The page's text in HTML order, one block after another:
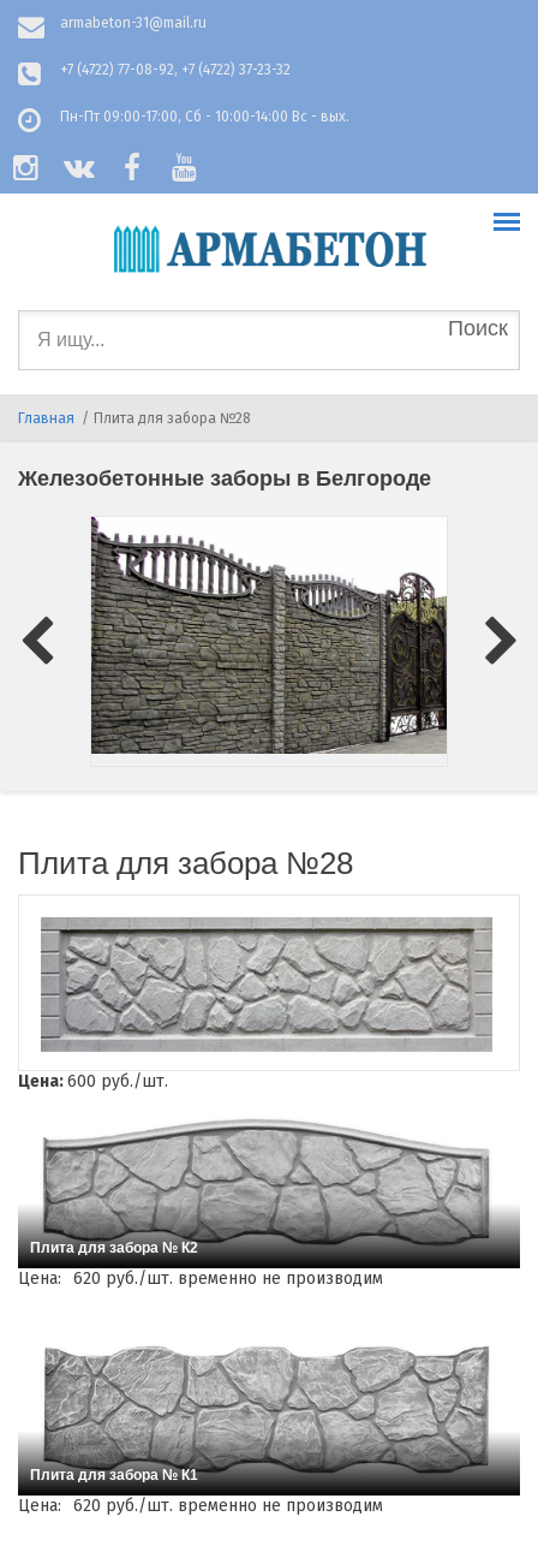
armabeton-31@mail.ru
+7 (4722) 77-08-92, +7 (4722) 37-23-32
Пн-Пт 09:00-17:00, Сб - 10:00-14:00 Вс - вых.
Форма
поиска
Главная / Плита для забора №28
Железобетонные заборы в Белгороде
Плита для забора №28
Цена:600 руб./шт.
Плита для забора № К2
Цена: 620 руб./шт. временно не производим
Плита для забора № К1
Цена: 620 руб./шт. временно не производим